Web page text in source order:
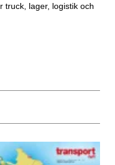
truck, lager, logistik och